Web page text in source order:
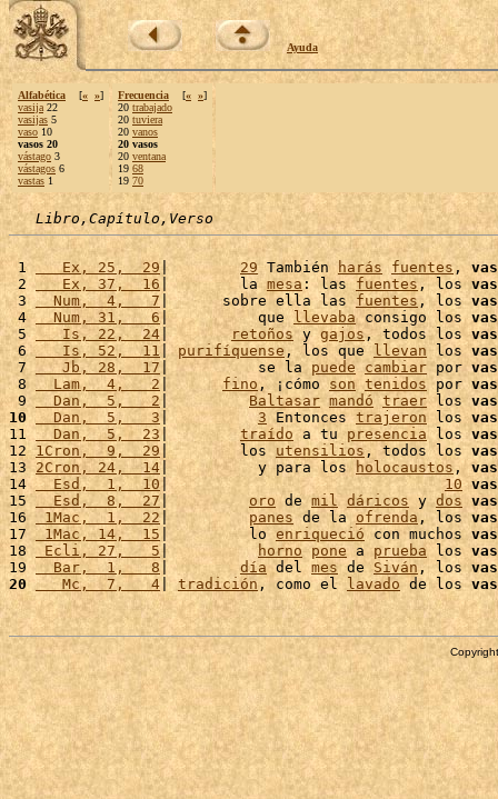
Ayuda
Alfabética [« »]
vasija 22
vasijas 5
vaso 10
vasos 20
vástago 3
vástagos 6
vastas 1
Frecuencia [« »]
20 trabajado
20 tuviera
20 vanos
20 vasos
20 ventana
19 68
19 70
Libro,Capítulo,Verso
1
   Ex, 25,  29
| 29 También harás fuentes ,
2
   Ex, 37,  16
|        la mesa : las fuentes , los
3
  Num,  4,   7
|      sobre ella las fuentes , los
4
  Num, 31,   6
|          que llevaba consigo los
5
   Is, 22,  24
| retoños y gajos, todos los
6
   Is, 52,  11
| purifíquense , los que llevan los
7
   Jb, 28,  17
|          se la puede cambiar por
8
  Lam,  4,   2
| fino , ¡cómo son tenidos por
9
  Dan,  5,   2
| Baltasar mandó traer los
10
  Dan,  5,   3
| 3 Entonces trajeron los
11
  Dan,  5,  23
| traído a tu presencia los
12 1Cron,  9,  29 |        los utensilios, todos los
13 2Cron, 24,  14|          y para los holocaustos ,
14
  Esd,  1,  10
| 10
15
  Esd,  8,  27
| oro de mil dáricos y dos
16
1Mac,  1,  22| panes de la ofrenda , los
17 1Mac, 14,  15 |         lo enriqueció con muchos
18 Ecli, 27,   5 | horno pone a prueba los
19
  Bar,  1,   8
| día del mes de Siván , los
20
   Mc,  7,   4
| tradición , como el lavado de los